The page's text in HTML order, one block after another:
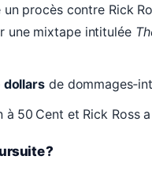
un procès contre Rick
une mixtape intitulée
dollars de
50 Cent et Rick Ross
?